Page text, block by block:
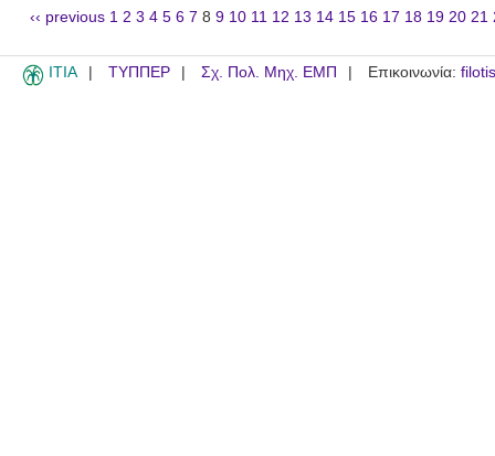
‹‹ previous 1 2 3 4 5 6 7 8 9 10 11 12 13 14 15 16 17 18 19 20 21
ITIA ΤΥΠΠΕΡ Σχ. Πολ. Μηχ. ΕΜΠ Επικοινωνία: